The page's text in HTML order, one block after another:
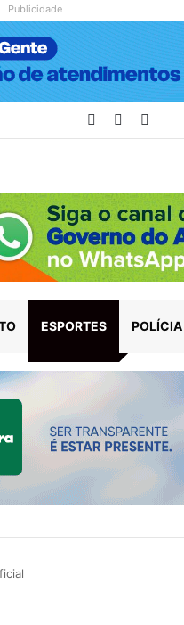
Publicidade
Facebook
YouTube
ESPORTES POLÍCIA